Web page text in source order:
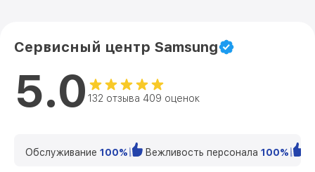
Сервисный центр Samsung
5.0 132 отзыва 409 оценок
Обслуживание 100% Вежливость персонала 100%